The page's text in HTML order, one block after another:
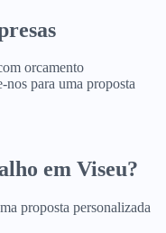
orcamento
nos para uma proposta
em Viseu?
proposta personalizada